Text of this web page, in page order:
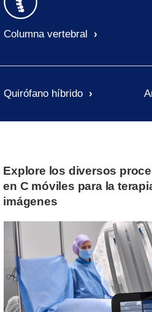
Columna vertebral
Quirófano híbrido
Explore los diversos
en C móviles para la
imágenes